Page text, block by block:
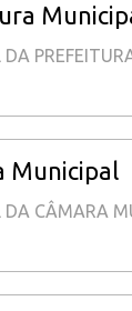
Municipal
DA CÂMARA